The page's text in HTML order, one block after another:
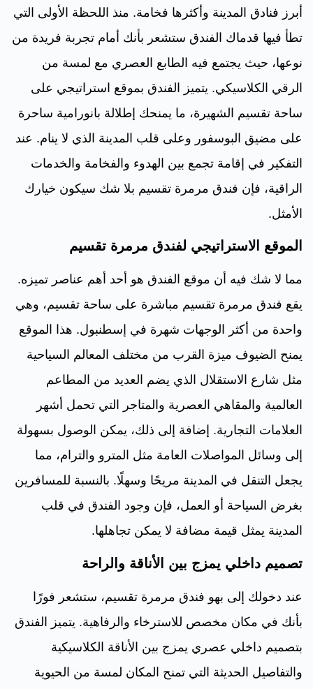
أبرز فنادق المدينة وأكثرها فخامة. منذ اللحظة الأولى التي
تطأ فيها قدماك الفندق ستشعر بأنك أمام تجربة فريدة من
نوعها، حيث يجتمع فيه الطابع العصري مع لمسة من
الرقي الكلاسيكي. يتميز الفندق بموقع استراتيجي على
ساحة تقسيم الشهيرة، ما يمنحك إطلالة بانورامية ساحرة
على مضيق البوسفور وعلى قلب المدينة الذي لا ينام. عند
التفكير في إقامة تجمع بين الهدوء والفخامة والخدمات
الراقية، فإن فندق مرمرة تقسيم بلا شك سيكون خيارك
الأمثل.
الموقع الاستراتيجي لفندق مرمرة تقسيم
مما لا شك فيه أن موقع الفندق هو أحد أهم عناصر تميزه.
يقع فندق مرمرة تقسيم مباشرة على ساحة تقسيم، وهي
واحدة من أكثر الوجهات شهرة في إسطنبول. هذا الموقع
يمنح الضيوف ميزة القرب من مختلف المعالم السياحية
مثل شارع الاستقلال الذي يضم العديد من المطاعم
العالمية والمقاهي العصرية والمتاجر التي تحمل أشهر
العلامات التجارية. إضافة إلى ذلك، يمكن الوصول بسهولة
إلى وسائل المواصلات العامة مثل المترو والترام، مما
يجعل التنقل في المدينة مريحًا وسهلًا. بالنسبة للمسافرين
بغرض السياحة أو العمل، فإن وجود الفندق في قلب
المدينة يمثل قيمة مضافة لا يمكن تجاهلها.
تصميم داخلي يمزج بين الأناقة والراحة
عند دخولك إلى بهو فندق مرمرة تقسيم، ستشعر فورًا
بأنك في مكان مخصص للاسترخاء والرفاهية. يتميز الفندق
بتصميم داخلي عصري يمزج بين الأناقة الكلاسيكية
والتفاصيل الحديثة التي تمنح المكان لمسة من الحيوية